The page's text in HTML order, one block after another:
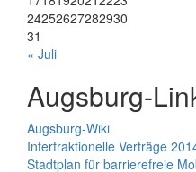
24252627282930
31
« Juli
Augsburg-
Augsburg-Wiki
Interfraktionelle Verträge
Stadtplan für barrierefreie